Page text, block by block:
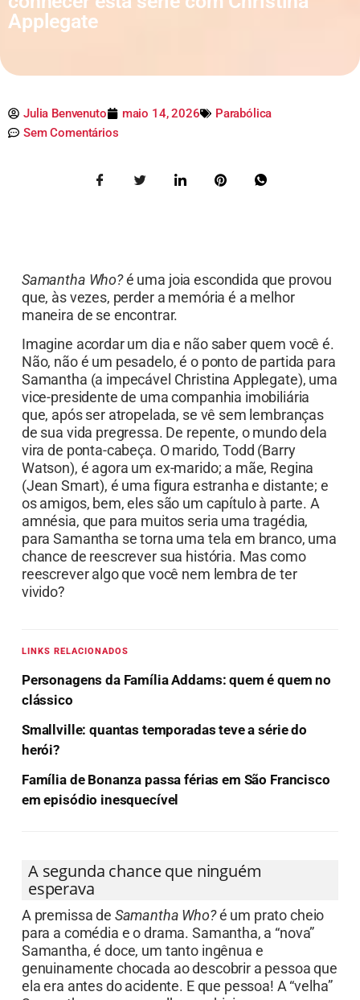
Applegate
Julia Benvenuto maio 14, 2026
Parabólica
Sem Comentários
Samantha Who?é uma joia escondida que provou
que, às vezes, perder a memória é a melhor
maneira de se encontrar.
Imagine acordar um dia e não saber quem você é.
Não, não é um pesadelo, é o ponto de partida para
Samantha (a impecável Christina Applegate), uma
vice-presidente de uma companhia imobiliária
que, após ser atropelada, se vê sem lembranças
de sua vida pregressa. De repente, o mundo dela
vira de ponta-cabeça. O marido, Todd (Barry
Watson), é agora um ex-marido; a mãe, Regina
(Jean Smart), é uma figura estranha e distante; e
os amigos, bem, eles são um capítulo à parte. A
amnésia, que para muitos seria uma tragédia,
para Samantha se torna uma tela em branco, uma
chance de reescrever sua história. Mas como
reescrever algo que você nem lembra de ter
vivido?
LINKS RELACIONADOS
Personagens da Família Addams: quem é quem no
clássico
Smallville: quantas temporadas teve a série do
herói?
Família de Bonanza passa férias em São Francisco
em episódio inesquecível
A segunda chance que ninguém
esperava
A premissa de Samantha Who?é um prato cheio
para a comédia e o drama. Samantha, a “nova”
Samantha, é doce, um tanto ingênua e
genuinamente chocada ao descobrir a pessoa que
ela era antes do acidente. E que pessoa! A “velha”